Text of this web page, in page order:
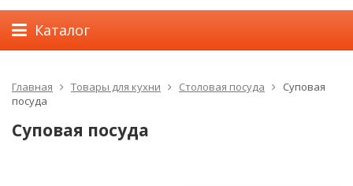
Каталог
Главная Товары для кухни Столовая посуда
Суповая
посуда
Суповая посуда